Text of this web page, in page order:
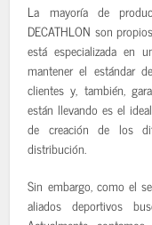
La mayoría de
DECATHLON son
está especializada en
mantener el estándar
clientes y, también,
están llevando es el
de creación de los
distribución.
Sin embargo, como el
aliados deportivos